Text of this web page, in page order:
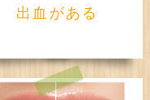
出血がある